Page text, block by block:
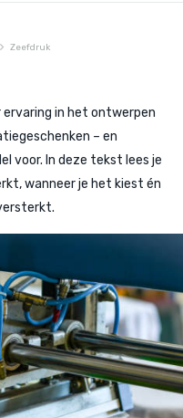
Zeefdruk
ervaring in het ontwerpen
– en
voor. In deze tekst lees je
wanneer je het kiest én